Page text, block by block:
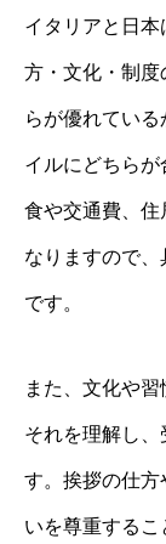
イタリアと日本
方・文化・制度
らが優れてい
イルにどちら
食や交通費、
なりますので
です。
また、文化や習
それを理解し、
す。挨拶の仕方
いを尊重するこ